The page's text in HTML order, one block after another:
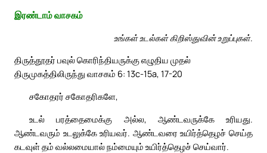
இரண்டாம் வாசகம்
உங்கள் உடல்கள் கிறிஸ்துவின் உறுப்புகள்.
திருத்தூதர் பவுல் கொரிந்தியருக்கு எழுதிய முதல்
திருமுகத்திலிருந்து வாசகம் 6: 13c-15a, 17-20
சகோதரர் சகோதரிகளே,
உடல் பரத்தைமைக்கு அல்ல, ஆண்டவருக்கே உரியது.
ஆண்டவரும் உடலுக்கே உரியவர். ஆண்டவரை உயிர்த்தெழச் செய்த
கடவுள் தம் வல்லமையால் நம்மையும் உயிர்த்தெழச் செய்வார்.